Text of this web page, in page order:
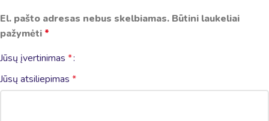
El. pašto adresas nebus skelbiamas. Būtini laukeliai
pažymėti *
Jūsų įvertinimas *
Jūsų atsiliepimas *